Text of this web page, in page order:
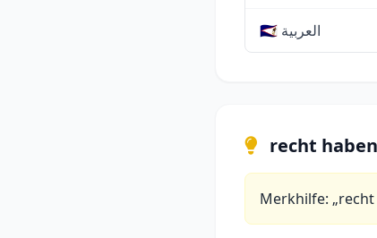
🇸🇦 العربية
recht
Merkhilfe: